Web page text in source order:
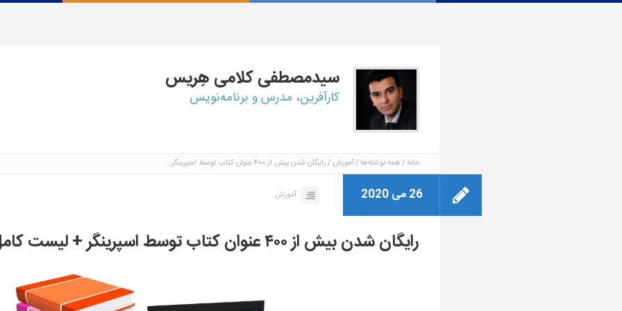
سیدمصطفیکلامی هِریس
کارآفرین، مدرس و برنامه‌نویس
خانه همه نوشته‌ها آموزش رایگان شدن بیش از ۴۰۰ عنوان کتاب توسط اسپرینگر...
26 می 2020 آموزش
رایگان شدن بیش از ۴۰۰ عنوان کتاب توسط اسپرینگر + لیست کامل